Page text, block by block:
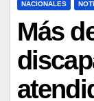
NACIONALES
Más